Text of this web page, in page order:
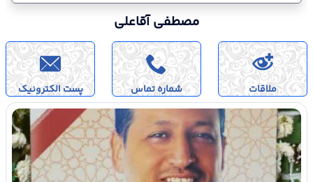
مصطفی آقاعلی
ملاقات شماره تماس پست الکترونیک